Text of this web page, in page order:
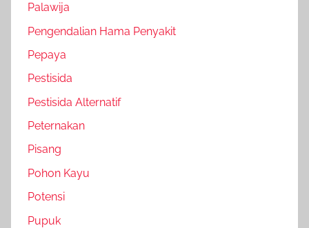
Palawija
Pengendalian Hama Penyakit
Pepaya
Pestisida
Pestisida Alternatif
Peternakan
Pisang
Pohon Kayu
Potensi
Pupuk